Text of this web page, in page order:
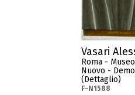
Vasari
Roma -
Nuovo -
(Dettaglio)
F-N1588